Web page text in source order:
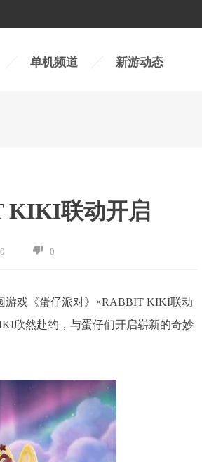
单机频道 新游动态
KIKI联动开启
0 0
游戏《蛋仔派对》×RABBIT KIKI联动
欣然赴约，与蛋仔们开启崭新的奇妙